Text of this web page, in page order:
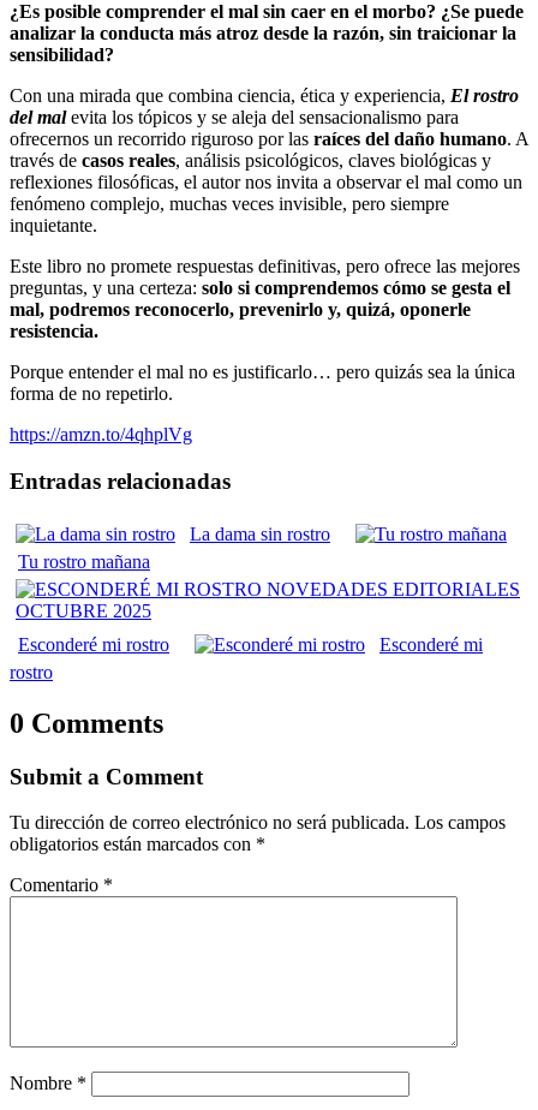
¿Es posible comprender el mal sin caer en el morbo? ¿Se puede
analizar la conducta más atroz desde la razón, sin traicionar la
sensibilidad?
Con una mirada que combina ciencia, ética y experiencia, El rostro
del malevita los tópicos y se aleja del sensacionalismo para
ofrecernos un recorrido riguroso por las raíces del daño humano. A
través de casos reales, análisis psicológicos, claves biológicas y
reflexiones filosóficas, el autor nos invita a observar el mal como un
fenómeno complejo, muchas veces invisible, pero siempre
inquietante.
Este libro no promete respuestas definitivas, pero ofrece las mejores
preguntas, y una certeza: solo si comprendemos cómo se gesta el
mal, podremos reconocerlo, prevenirlo y, quizá, oponerle
resistencia.
Porque entender el mal no es justificarlo… pero quizás sea la única
forma de no repetirlo.
https://amzn.to/4qhplVg
Entradas relacionadas
La dama sin rostro
Tu rostro mañana
Esconderé mi rostro
Esconderé mi
rostro
0 Comments
Submit a Comment
Tu dirección de correo electrónico no será publicada. Los campos
obligatorios están marcados con *
Comentario *
Nombre *